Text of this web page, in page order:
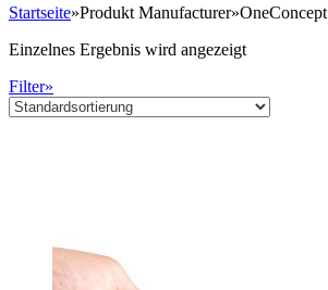
Startseite»Produkt Manufacturer»OneConcept
Einzelnes Ergebnis wird angezeigt
Filter»